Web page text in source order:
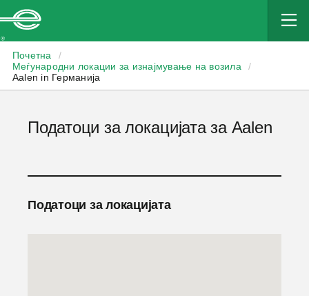
Почетна
/
Меѓународни локации за изнајмување на возила
/
Aalen in Германија
Податоци за локацијата за Aalen
Податоци за локацијата